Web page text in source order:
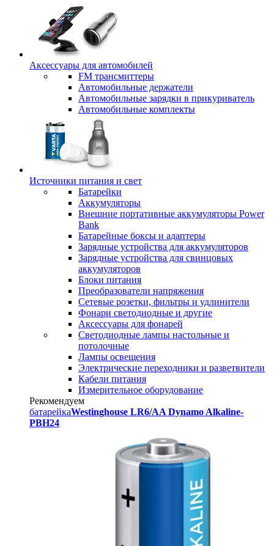
Аксессуары для автомобилей
FM трансмиттеры
Автомобильные держатели
Автомобильные зарядки в прикуриватель
Автомобильные комплекты
Источники питания и свет
Батарейки
Аккумуляторы
Внешние портативные аккумуляторы Power
Bank
Батарейные боксы и адаптеры
Зарядные устройства для аккумуляторов
Зарядные устройства для свинцовых
аккумуляторов
Блоки питания
Преобразователи напряжения
Сетевые розетки, фильтры и удлинители
Фонари светодиодные и другие
Аксессуары для фонарей
Светодиодные лампы настольные и
потолочные
Лампы освещения
Электрические переходники и разветвители
Кабели питания
Измерительное оборудование
Рекомендуем
батарейкаWestinghouse LR6/AA Dynamo Alkaline-
PBH24